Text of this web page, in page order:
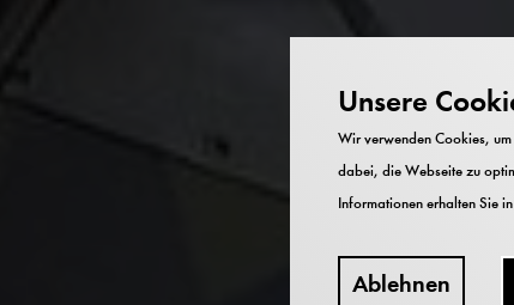
Unsere
Wir verwenden Cookies,
dabei, die Webseite zu
Informationen erhalten Sie
Ablehnen